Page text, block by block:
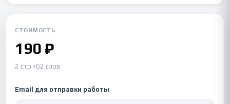
СТОИМОСТЬ
190 ₽
2 стр.•62 слов
Email для отправки работы